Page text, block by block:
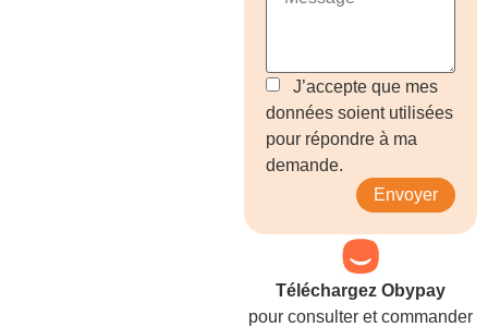
J’accepte que mes
données soient utilisées
pour répondre à ma
demande.
Envoyer
Téléchargez Obypay
pour consulter et commander